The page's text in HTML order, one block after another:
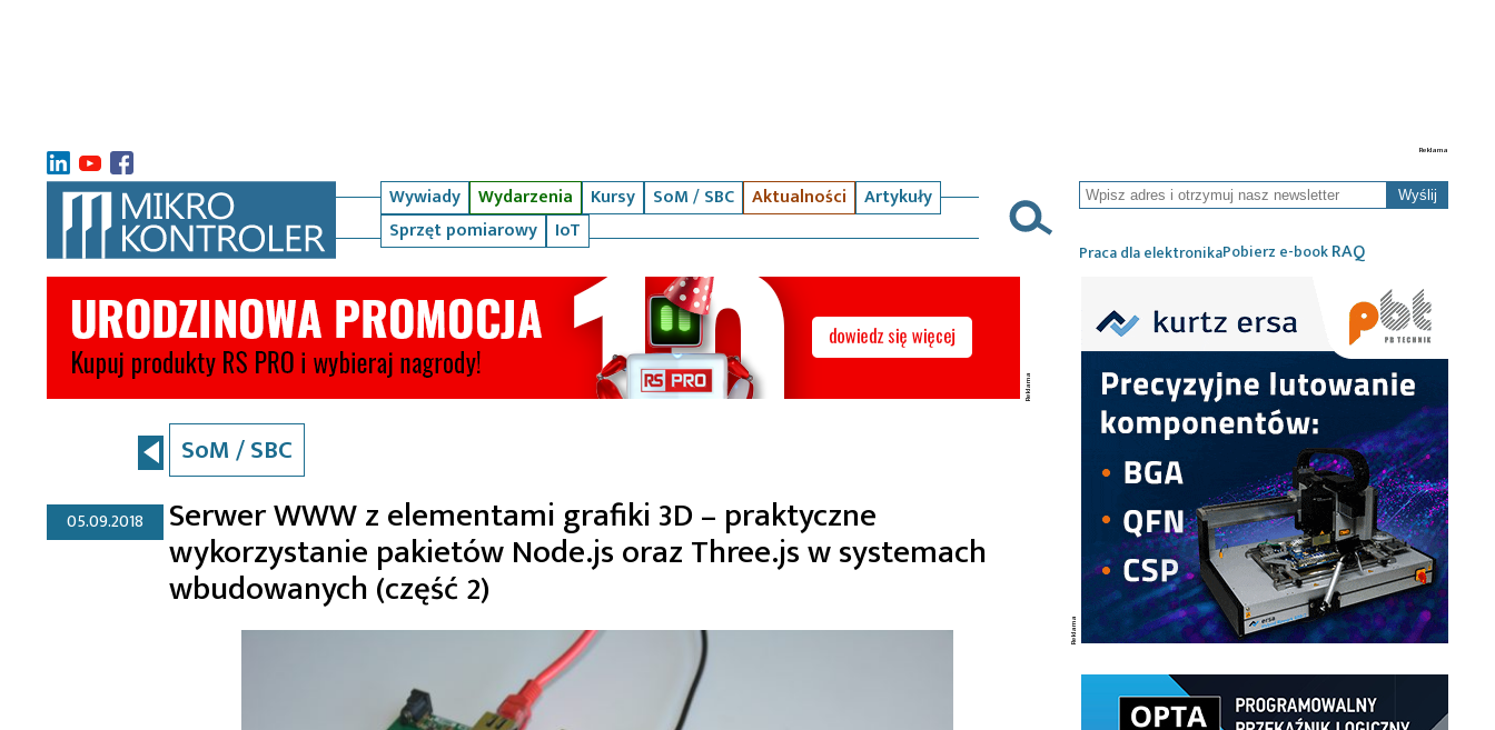
Wywiady Wydarzenia Kursy SoM / SBC Aktualności
Artykuły
Sprzęt pomiarowy
IoT
Wyślij
Praca dla elektronikaPobierz e-bookRAQ
SoM / SBC
05.09.2018 Serwer WWW z elementami grafiki 3D – praktyczne
wykorzystanie pakietów Node.js oraz Three.js w systemach
wbudowanych (część 2)